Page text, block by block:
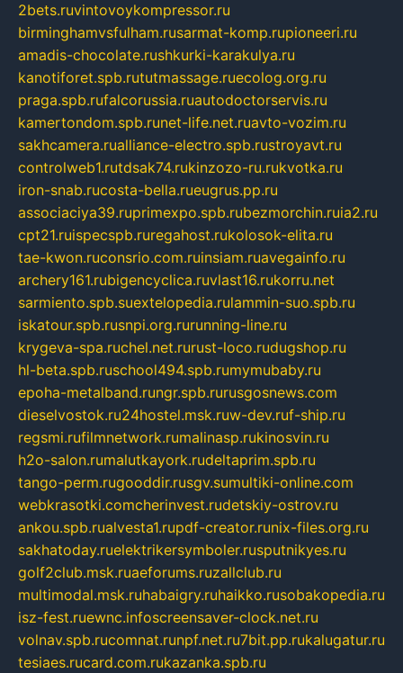
2bets.ruvintovoykompressor.ru
birminghamvsfulham.rusarmat-komp.rupioneeri.ru
amadis-chocolate.rushkurki-karakulya.ru
kanotiforet.spb.rututmassage.ruecolog.org.ru
praga.spb.rufalcorussia.ruautodoctorservis.ru
kamertondom.spb.runet-life.net.ruavto-vozim.ru
sakhcamera.rualliance-electro.spb.rustroyavt.ru
controlweb1.rutdsak74.rukinzozo-ru.rukvotka.ru
iron-snab.rucosta-bella.rueugrus.pp.ru
associaciya39.ruprimexpo.spb.rubezmorchin.ruia2.ru
cpt21.ruispecspb.ruregahost.rukolosok-elita.ru
tae-kwon.ruconsrio.com.ruinsiam.ruavegainfo.ru
archery161.rubigencyclica.ruvlast16.rukorru.net
sarmiento.spb.suextelopedia.rulammin-suo.spb.ru
iskatour.spb.rusnpi.org.rurunning-line.ru
krygeva-spa.ruchel.net.rurust-loco.rudugshop.ru
hl-beta.spb.ruschool494.spb.rumymubaby.ru
epoha-metalband.rungr.spb.rurusgosnews.com
dieselvostok.ru24hostel.msk.ruw-dev.ruf-ship.ru
regsmi.rufilmnetwork.rumalinasp.rukinosvin.ru
h2o-salon.rumalutkayork.rudeltaprim.spb.ru
tango-perm.rugooddir.rusgv.sumultiki-online.com
webkrasotki.comcherinvest.rudetskiy-ostrov.ru
ankou.spb.rualvesta1.rupdf-creator.runix-files.org.ru
sakhatoday.ruelektrikersymboler.rusputnikyes.ru
golf2club.msk.ruaeforums.ruzallclub.ru
multimodal.msk.ruhabaigry.ruhaikko.rusobakopedia.ru
isz-fest.ruewnc.infoscreensaver-clock.net.ru
volnav.spb.rucomnat.runpf.net.ru7bit.pp.rukalugatur.ru
tesiaes.rucard.com.rukazanka.spb.ru